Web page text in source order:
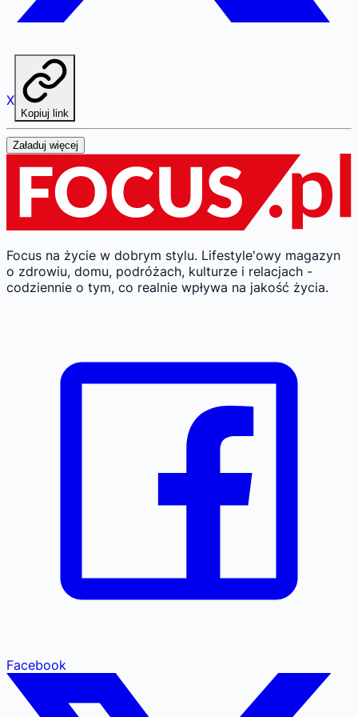
X
Kopiuj link
Załaduj więcej
Focus na życie w dobrym stylu. Lifestyle'owy magazyn
o zdrowiu, domu, podróżach, kulturze i relacjach -
codziennie o tym, co realnie wpływa na jakość życia.
Facebook